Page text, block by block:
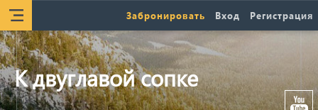
Забронировать Вход Регистрация
К двуглавой сопке